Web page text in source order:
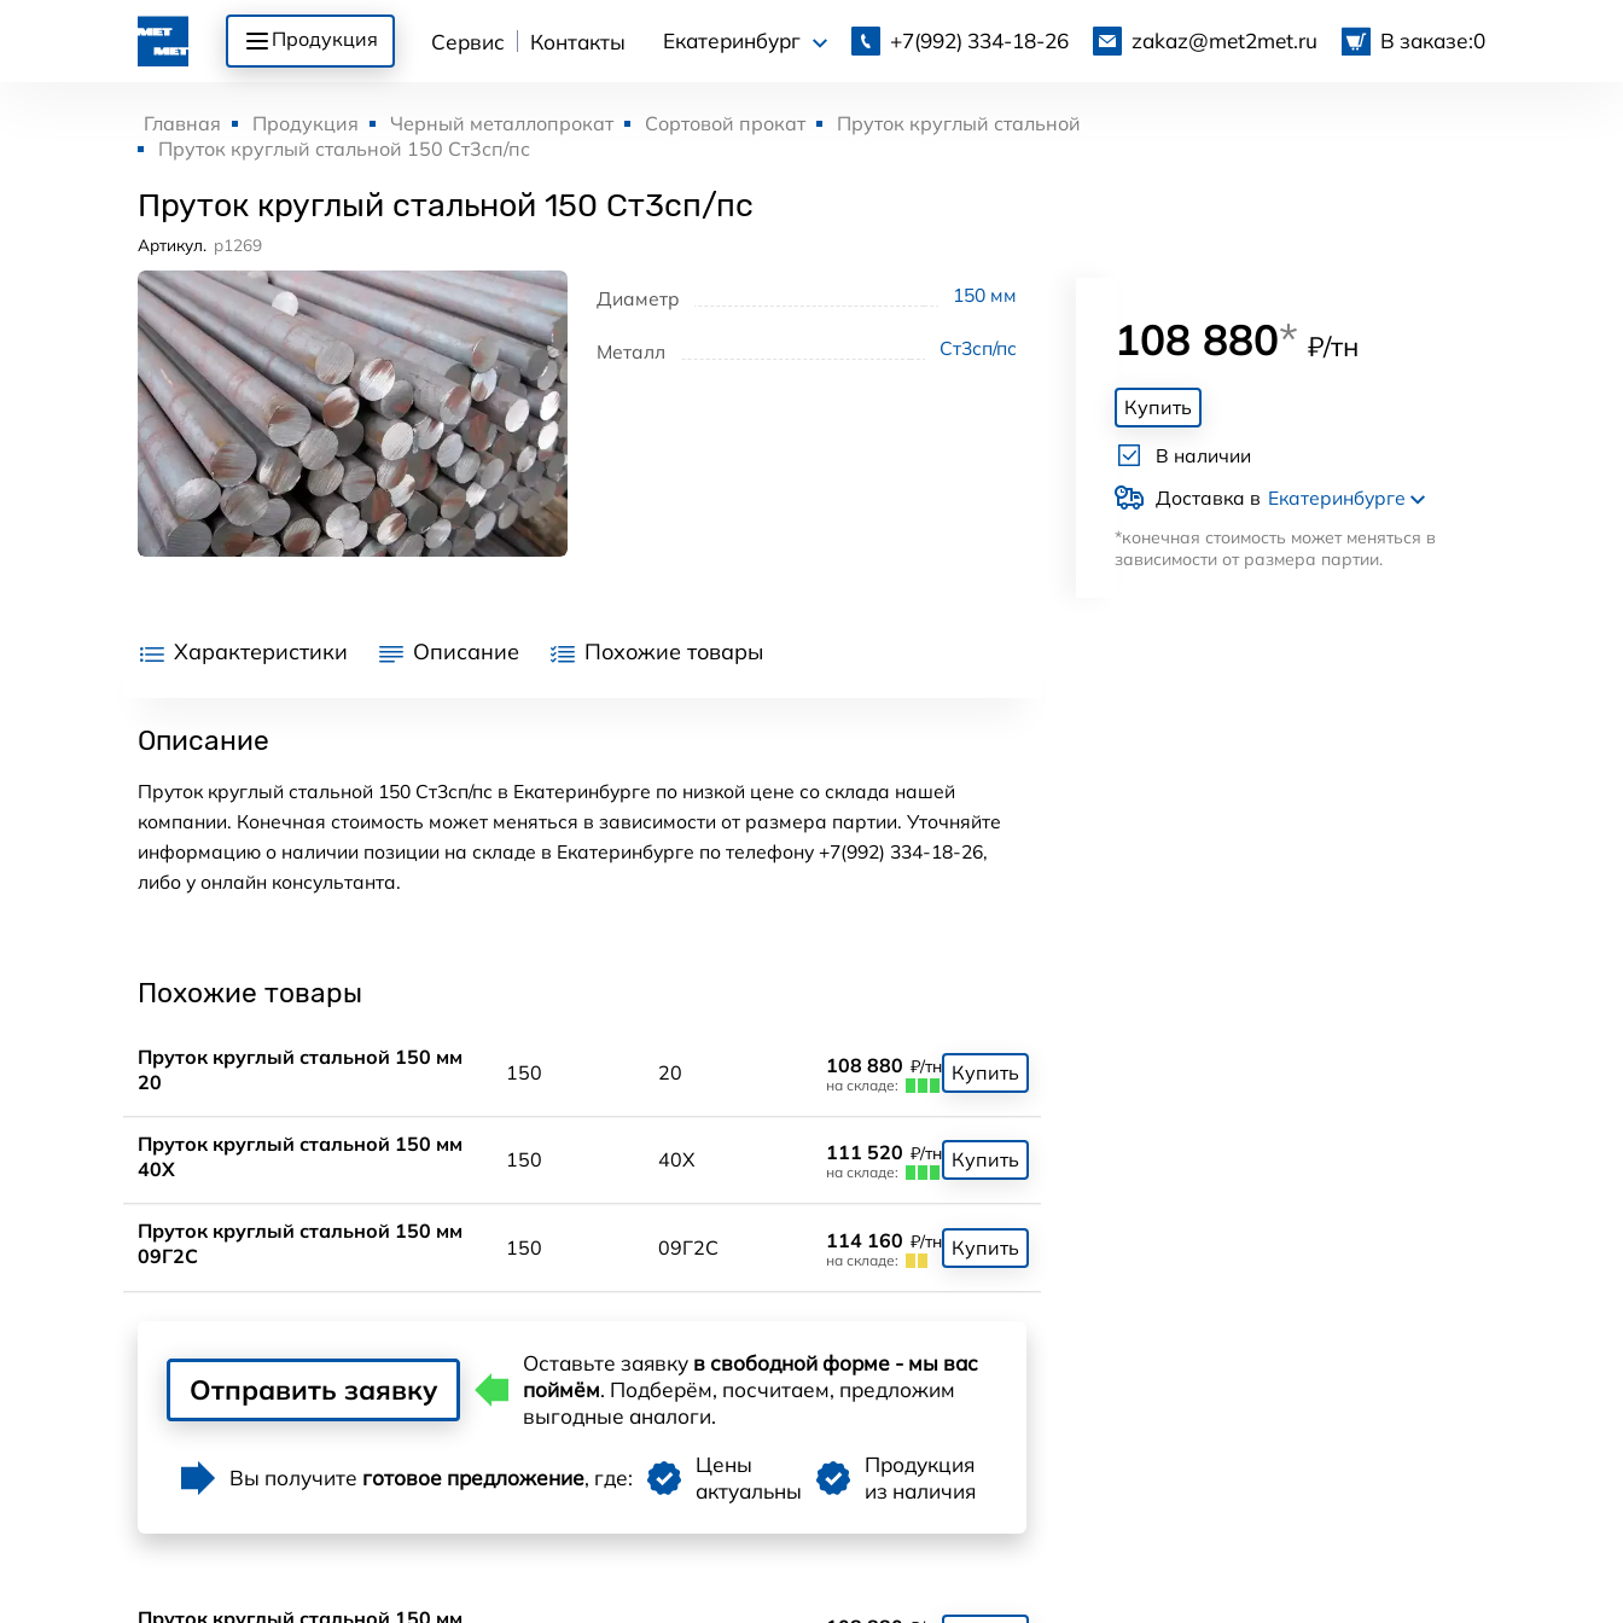
Продукция Сервис Контакты Екатеринбург +7(992) 334-18-26 zakaz@met2met.ru В заказе:0
Главная Продукция Черный металлопрокат Сортовой прокат
Пруток круглый стальной
Пруток круглый стальной 150 Ст3сп/пс
Пруток круглый стальной 150 Ст3сп/пс
Артикул. p1269
Диаметр 150 мм
Металл Ст3сп/пс 108 880* ₽/тн
Купить
В наличии
Доставка в Екатеринбурге
*конечная стоимость может меняться в
зависимости от размера партии.
Характеристики Описание Похожие товары
Описание
Пруток круглый стальной 150 Ст3сп/пс в Екатеринбурге по низкой цене со склада нашей
компании. Конечная стоимость может меняться в зависимости от размера партии. Уточняйте
информацию о наличии позиции на складе в Екатеринбурге по телефону +7(992) 334-18-26,
либо у онлайн консультанта.
Похожие товары
Пруток круглый стальной 150 мм
20
150 20 108 880 ₽/тн
на складе:
Купить
Пруток круглый стальной 150 мм
40Х
150 40Х 111 520 ₽/тн
на складе:
Купить
Пруток круглый стальной 150 мм
09Г2С
150 09Г2С 114 160 ₽/тн
на складе:
Купить
Отправить заявку
Оставьте заявку в свободной форме - мы вас
поймём. Подберём, посчитаем, предложим
выгодные аналоги.
Вы получите готовое предложение, где:
Цены
актуальны
Продукция
из наличия
Пруток круглый стальной 150 мм